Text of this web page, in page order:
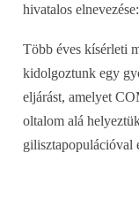
hivatalos elnevezése:
Több éves kísérleti
kidolgoztunk egy
eljárást, amelyet
oltalom alá
gilisztapopulációval